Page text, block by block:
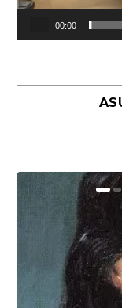
00:00